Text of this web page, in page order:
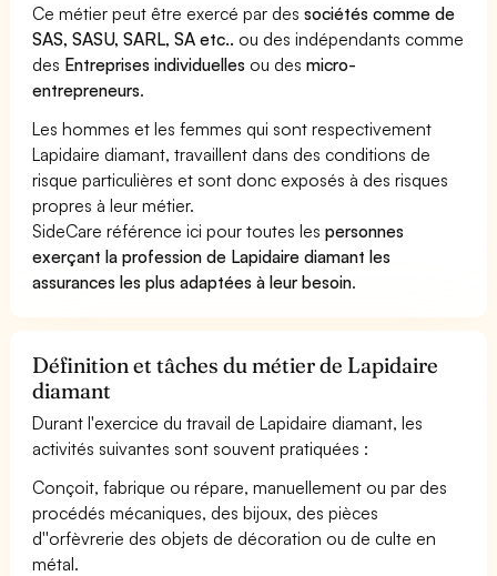
Ce métier peut être exercé par dessociétés comme de
SAS, SASU, SARL, SA etc.. ou des indépendants comme
des Entreprises individuelles ou desmicro-
entrepreneurs.
Les hommes et les femmes qui sont respectivement
Lapidaire diamant, travaillent dans des conditions de
risque particulières et sont donc exposés à des risques
propres à leur métier.
SideCare référence ici pour toutes lespersonnes
exerçant la profession de Lapidaire diamant les
assurances les plus adaptées à leur besoin.
Définition et tâches du métier de Lapidaire
diamant
Durant l'exercice du travail de Lapidaire diamant, les
activités suivantes sont souvent pratiquées :
Conçoit, fabrique ou répare, manuellement ou par des
procédés mécaniques, des bijoux, des pièces
d''orfèvrerie des objets de décoration ou de culte en
métal.